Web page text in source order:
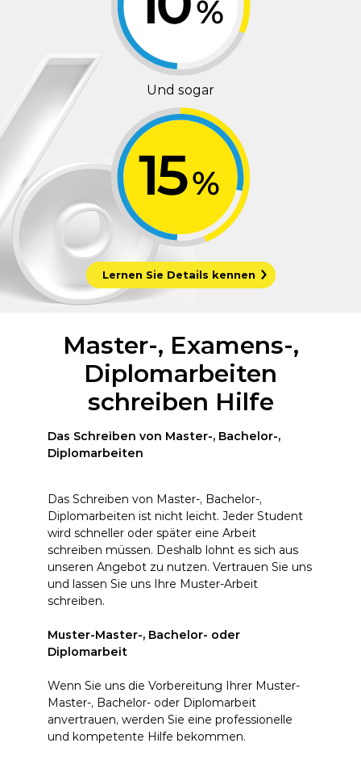
Und sogar
Lernen Sie Details kennen
Master-, Examens-,
Diplomarbeiten
schreiben Hilfe
Das Schreiben von Master-, Bachelor-,
Diplomarbeiten
Das Schreiben von Master-, Bachelor-,
Diplomarbeiten ist nicht leicht. Jeder Student
wird schneller oder später eine Arbeit
schreiben müssen. Deshalb lohnt es sich aus
unseren Angebot zu nutzen. Vertrauen Sie uns
und lassen Sie uns Ihre Muster-Arbeit
schreiben.
Muster-Master-, Bachelor- oder
Diplomarbeit
Wenn Sie uns die Vorbereitung Ihrer Muster-
Master-, Bachelor- oder Diplomarbeit
anvertrauen, werden Sie eine professionelle
und kompetente Hilfe bekommen.